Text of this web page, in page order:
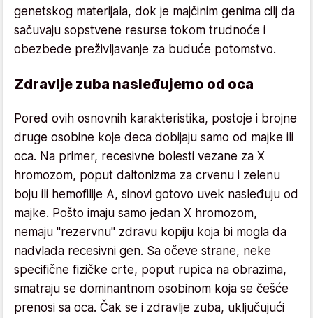
genetskog materijala, dok je majčinim genima cilj da
sačuvaju sopstvene resurse tokom trudnoće i
obezbede preživljavanje za buduće potomstvo.
Zdravlje zuba nasleđujemo od oca
Pored ovih osnovnih karakteristika, postoje i brojne
druge osobine koje deca dobijaju samo od majke ili
oca. Na primer, recesivne bolesti vezane za X
hromozom, poput daltonizma za crvenu i zelenu
boju ili hemofilije A, sinovi gotovo uvek nasleđuju od
majke. Pošto imaju samo jedan X hromozom,
nemaju "rezervnu" zdravu kopiju koja bi mogla da
nadvlada recesivni gen. Sa očeve strane, neke
specifične fizičke crte, poput rupica na obrazima,
smatraju se dominantnom osobinom koja se češće
prenosi sa oca. Čak se i zdravlje zuba, uključujući